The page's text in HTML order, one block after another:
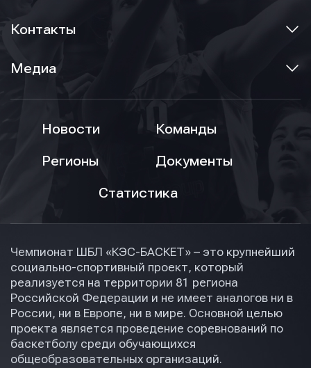
Контакты
Медиа
Новости
Команды
Регионы
Документы
Статистика
Чемпионат ШБЛ «КЭС-БАСКЕТ» – это крупнейший
социально-спортивный проект, который
реализуется на территории 81 региона
Российской Федерации и не имеет аналогов ни в
России, ни в Европе, ни в мире. Основной целью
проекта является проведение соревнований по
баскетболу среди обучающихся
общеобразовательных организаций.